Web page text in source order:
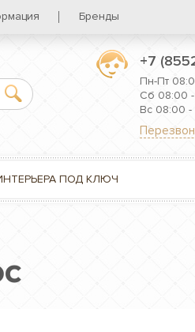
Бренды
+7
Пн-Пт
Сб 08:00 -
Вс 08:00 -
ПОД КЛЮЧ